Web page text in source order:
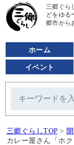
三郷ぐら
どをゆる
郷市から
ホーム
イベント
三郷ぐらしTOP >
カレー屋さん「ホ